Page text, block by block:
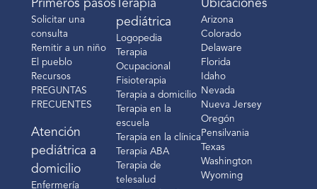
Primeros pasos
Solicitar una
consulta
Remitir a un niño
El pueblo
Recursos
PREGUNTAS
FRECUENTES
Atención
pediátrica a
domicilio
Enfermería
Terapia
pediátrica
Logopedia
Terapia
Ocupacional
Fisioterapia
Terapia a domicilio
Terapia en la
escuela
Terapia en la clínica
Terapia ABA
Terapia de
telesalud
Ubicaciones
Arizona
Colorado
Delaware
Florida
Idaho
Nevada
Nueva Jersey
Oregón
Pensilvania
Texas
Washington
Wyoming